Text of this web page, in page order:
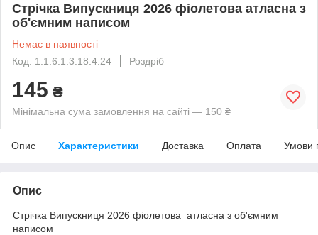
Стрічка Випускниця 2026 фіолетова атласна з
об'ємним написом
Немає в наявності
Код: 1.1.6.1.3.18.4.24
Роздріб
145 ₴
Мінімальна сума замовлення на сайті — 150 ₴
Опис Характеристики Доставка Оплата Умови
Опис
Стрічка Випускниця 2026 фіолетова атласна з об'ємним
написом